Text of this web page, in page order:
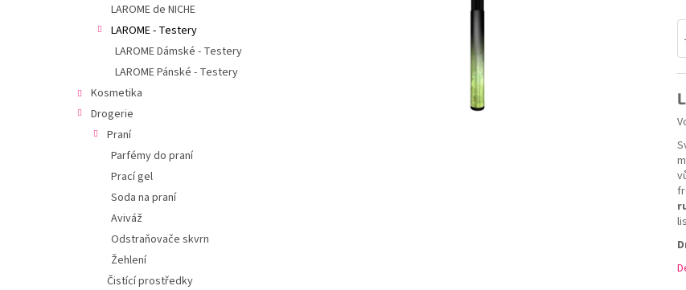
LAROME de NICHE
LAROME - Testery
LAROME Dámské - Testery
LAROME Pánské - Testery
Kosmetika
Drogerie
Praní
Parfémy do praní
Prací gel
Soda na praní
Aviváž
Odstraňovače skvrn
Žehlení
Čistící prostředky